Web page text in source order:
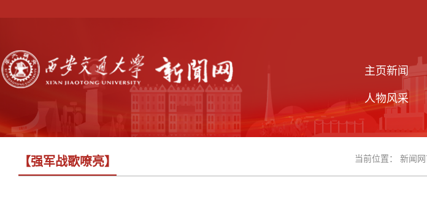
主页新闻
人物风采
当前位置： 新闻网
【强军战歌嘹亮】